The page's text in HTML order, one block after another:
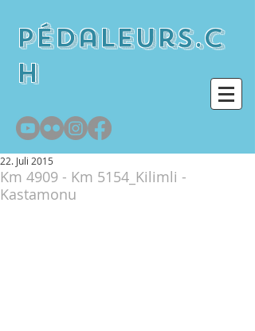
pédaleurs.c
h
Km 4909 - Km 5154_Kilimli -
Kastamonu
22. Juli 2015